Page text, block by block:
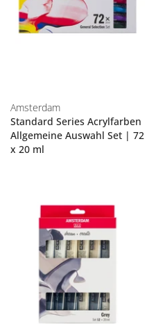
Amsterdam
Standard Series Acrylfarben
Allgemeine Auswahl Set | 72
x 20 ml